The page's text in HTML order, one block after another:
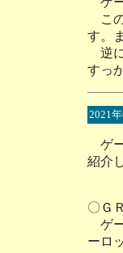
この
す。
逆に
すっ
2021
ゲー
紹介
〇Ｇ
ゲー
ーロ